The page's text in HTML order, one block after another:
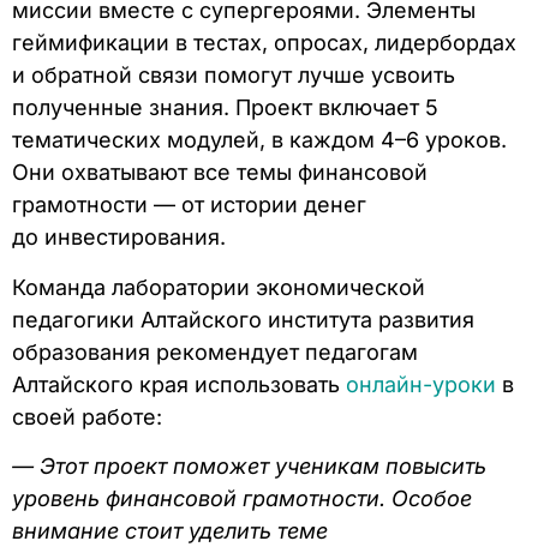
миссии вместе с супергероями. Элементы
геймификации в тестах, опросах, лидербордах
и обратной связи помогут лучше усвоить
полученные знания. Проект включает 5
тематических модулей, в каждом 4–6 уроков.
Они охватывают все темы финансовой
грамотности — от истории денег
до инвестирования.
Команда лаборатории экономической
педагогики Алтайского института развития
образования рекомендует педагогам
Алтайского края использовать онлайн-уроки в
своей работе:
— Этот проект поможет ученикам повысить
уровень финансовой грамотности. Особое
внимание стоит уделить теме